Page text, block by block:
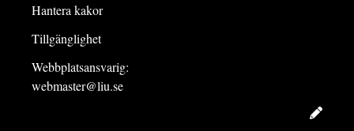
Hantera kakor
Tillgänglighet
Webbplatsansvarig:
webmaster@liu.se